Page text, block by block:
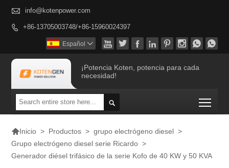
 info@kotenpower.com
 +86-13705003748/+86-15960024397
       
Español 
¡Potencia Koten, potencia para cada
necesidad!

Inicio > Productos > grupo electrógeno diesel >
Grupo electrógeno diesel serie Ricardo >
Generador diésel trifásico de la serie Kofo de 40 KW y 50 KVA